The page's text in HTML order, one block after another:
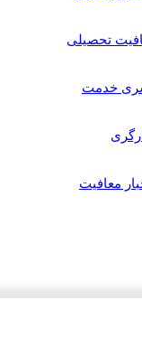
تحصیلی
خدمت
معافیت